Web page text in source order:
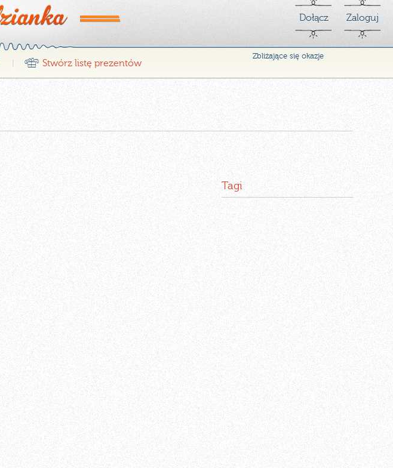
Dołącz Zaloguj
r Stwórz listę prezentów
Zbliżające się okazje
Tagi